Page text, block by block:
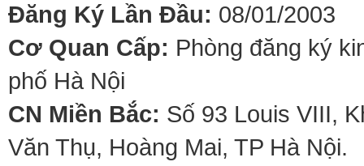
Đăng Ký Lần Đầu: 08/01/2003
Cơ Quan Cấp: Phòng đăng ký
phố Hà Nội
CN Miền Bắc: Số 93 Louis VIII,
Văn Thụ, Hoàng Mai, TP Hà Nội.